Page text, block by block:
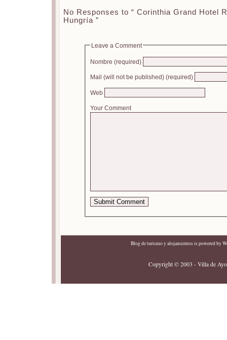
No Responses to “ Corinthia Grand Hotel
Hungría ”
Leave a Comment
Nombre (required)
Mail (will not be published) (required)
Web
Your Comment
Blog de turismo y alojamientosis powered by
Copyright © 2003 - Villa de